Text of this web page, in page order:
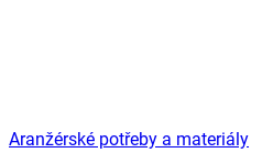
Aranžérské potřeby a materiály